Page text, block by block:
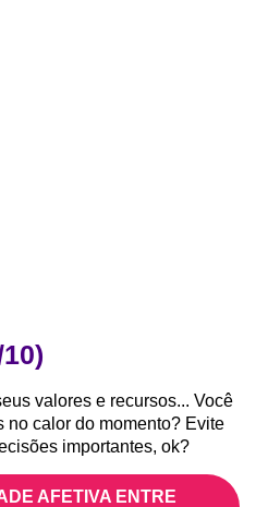
valores e recursos... Você
no calor do momento? Evite
importantes, ok?
AFETIVA ENTRE